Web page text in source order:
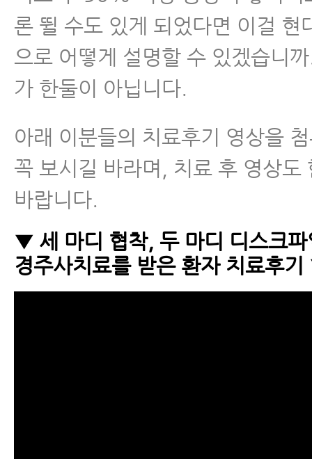
론 뛸 수도 있게 되었다면 이걸 현
으로 어떻게 설명할 수 있겠습니
가 한둘이 아닙니다.
아래 이분들의 치료후기 영상을
꼭 보시길 바라며, 치료 후 영상도
바랍니다.
▼ 세 마디 협착, 두 마디 디스크
경주사치료를 받은 환자 치료후